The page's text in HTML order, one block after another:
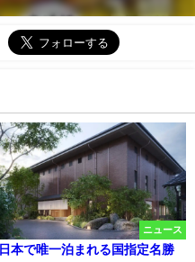
ニュース
日本で唯一泊まれる国指定名勝